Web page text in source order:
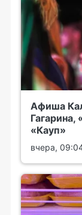
Афиша
«Кауп»
вчера,